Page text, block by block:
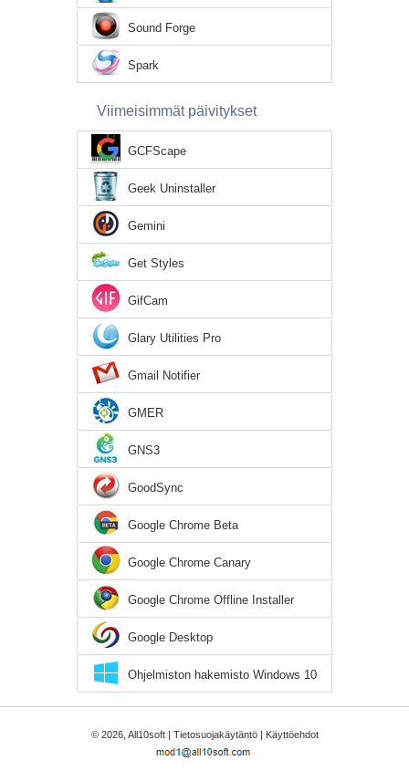
Sound Forge
Spark
Viimeisimmät päivitykset
GCFScape
Geek Uninstaller
Gemini
Get Styles
GifCam
Glary Utilities Pro
Gmail Notifier
GMER
GNS3
GoodSync
Google Chrome Beta
Google Chrome Canary
Google Chrome Offline Installer
Google Desktop
Ohjelmiston hakemisto Windows 10
© 2026, All10soft | Tietosuojakäytäntö| Käyttöehdot